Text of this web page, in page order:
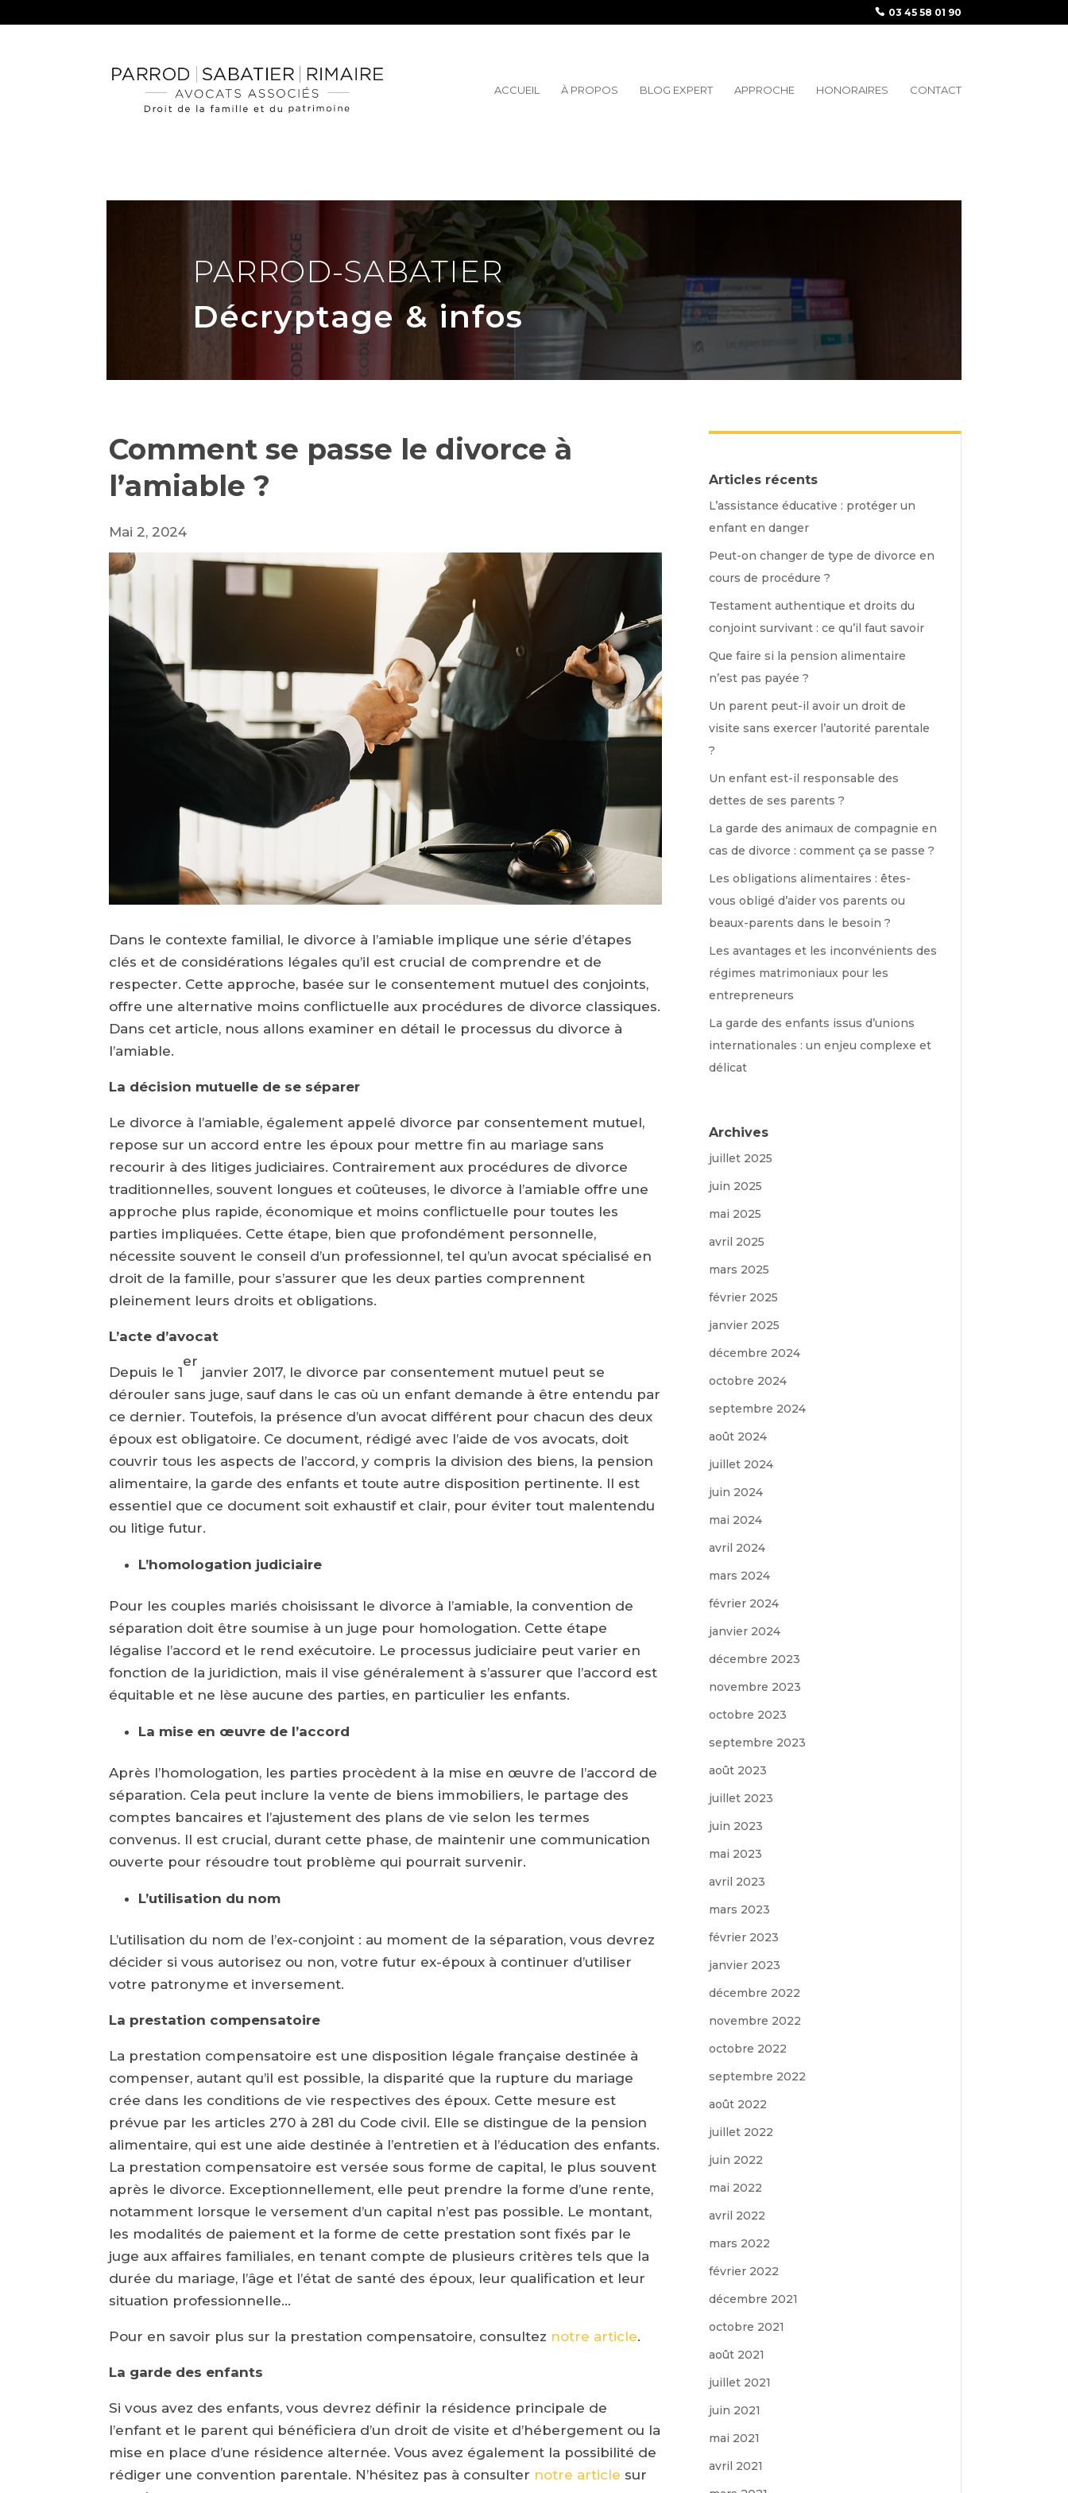
03 45 58 01 90
ACCUEIL À PROPOS BLOG EXPERT APPROCHE HONORAIRES CONTACT
PARROD-SABATIER
Décryptage & infos
Comment se passe le divorce à
l’amiable ?
Mai 2, 2024
Dans le contexte familial, le divorce à l’amiable implique une série d’étapes
clés et de considérations légales qu’il est crucial de comprendre et de
respecter. Cette approche, basée sur le consentement mutuel des conjoints,
offre une alternative moins conflictuelle aux procédures de divorce classiques.
Dans cet article, nous allons examiner en détail le processus du divorce à
l’amiable.
La décision mutuelle de se séparer
Le divorce à l’amiable, également appelé divorce par consentement mutuel,
repose sur un accord entre les époux pour mettre fin au mariage sans
recourir à des litiges judiciaires. Contrairement aux procédures de divorce
traditionnelles, souvent longues et coûteuses, le divorce à l’amiable offre une
approche plus rapide, économique et moins conflictuelle pour toutes les
parties impliquées. Cette étape, bien que profondément personnelle,
nécessite souvent le conseil d’un professionnel, tel qu’un avocat spécialisé en
droit de la famille, pour s’assurer que les deux parties comprennent
pleinement leurs droits et obligations.
L’acte d’avocat
Depuis le 1
er
janvier 2017, le divorce par consentement mutuel peut se
dérouler sans juge, sauf dans le cas où un enfant demande à être entendu par
ce dernier. Toutefois, la présence d’un avocat différent pour chacun des deux
époux est obligatoire. Ce document, rédigé avec l’aide de vos avocats, doit
couvrir tous les aspects de l’accord, y compris la division des biens, la pension
alimentaire, la garde des enfants et toute autre disposition pertinente. Il est
essentiel que ce document soit exhaustif et clair, pour éviter tout malentendu
ou litige futur.
L’homologation judiciaire
Pour les couples mariés choisissant le divorce à l’amiable, la convention de
séparation doit être soumise à un juge pour homologation. Cette étape
légalise l’accord et le rend exécutoire. Le processus judiciaire peut varier en
fonction de la juridiction, mais il vise généralement à s’assurer que l’accord est
équitable et ne lèse aucune des parties, en particulier les enfants.
La mise en œuvre de l’accord
Après l’homologation, les parties procèdent à la mise en œuvre de l’accord de
séparation. Cela peut inclure la vente de biens immobiliers, le partage des
comptes bancaires et l’ajustement des plans de vie selon les termes
convenus. Il est crucial, durant cette phase, de maintenir une communication
ouverte pour résoudre tout problème qui pourrait survenir.
L’utilisation du nom
L’utilisation du nom de l’ex-conjoint : au moment de la séparation, vous devrez
décider si vous autorisez ou non, votre futur ex-époux à continuer d’utiliser
votre patronyme et inversement.
La prestation compensatoire
La prestation compensatoire est une disposition légale française destinée à
compenser, autant qu’il est possible, la disparité que la rupture du mariage
crée dans les conditions de vie respectives des époux. Cette mesure est
prévue par les articles 270 à 281 du Code civil. Elle se distingue de la pension
alimentaire, qui est une aide destinée à l’entretien et à l’éducation des enfants.
La prestation compensatoire est versée sous forme de capital, le plus souvent
après le divorce. Exceptionnellement, elle peut prendre la forme d’une rente,
notamment lorsque le versement d’un capital n’est pas possible. Le montant,
les modalités de paiement et la forme de cette prestation sont fixés par le
juge aux affaires familiales, en tenant compte de plusieurs critères tels que la
durée du mariage, l’âge et l’état de santé des époux, leur qualification et leur
situation professionnelle…
Pour en savoir plus sur la prestation compensatoire, consultez notre article.
La garde des enfants
Si vous avez des enfants, vous devrez définir la résidence principale de
l’enfant et le parent qui bénéficiera d’un droit de visite et d’hébergement ou la
mise en place d’une résidence alternée. Vous avez également la possibilité de
rédiger une convention parentale. N’hésitez pas à consulter notre article sur
Articles récents
L’assistance éducative : protéger un
enfant en danger
Peut-on changer de type de divorce en
cours de procédure ?
Testament authentique et droits du
conjoint survivant : ce qu’il faut savoir
Que faire si la pension alimentaire
n’est pas payée ?
Un parent peut-il avoir un droit de
visite sans exercer l’autorité parentale
?
Un enfant est-il responsable des
dettes de ses parents ?
La garde des animaux de compagnie en
cas de divorce : comment ça se passe ?
Les obligations alimentaires : êtes-
vous obligé d’aider vos parents ou
beaux-parents dans le besoin ?
Les avantages et les inconvénients des
régimes matrimoniaux pour les
entrepreneurs
La garde des enfants issus d’unions
internationales : un enjeu complexe et
délicat
Archives
juillet 2025
juin 2025
mai 2025
avril 2025
mars 2025
février 2025
janvier 2025
décembre 2024
octobre 2024
septembre 2024
août 2024
juillet 2024
juin 2024
mai 2024
avril 2024
mars 2024
février 2024
janvier 2024
décembre 2023
novembre 2023
octobre 2023
septembre 2023
août 2023
juillet 2023
juin 2023
mai 2023
avril 2023
mars 2023
février 2023
janvier 2023
décembre 2022
novembre 2022
octobre 2022
septembre 2022
août 2022
juillet 2022
juin 2022
mai 2022
avril 2022
mars 2022
février 2022
décembre 2021
octobre 2021
août 2021
juillet 2021
juin 2021
mai 2021
avril 2021